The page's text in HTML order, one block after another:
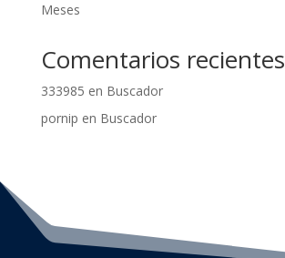
Meses
Comentarios recientes
333985 en Buscador
pornip en Buscador